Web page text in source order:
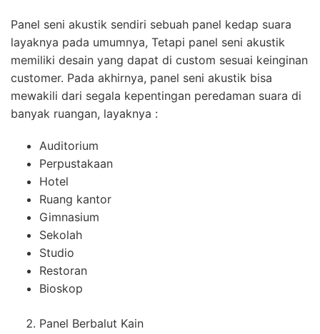
Panel seni akustik sendiri sebuah panel kedap suara
layaknya pada umumnya, Tetapi panel seni akustik
memiliki desain yang dapat di custom sesuai keinginan
customer. Pada akhirnya, panel seni akustik bisa
mewakili dari segala kepentingan peredaman suara di
banyak ruangan, layaknya :
Auditorium
Perpustakaan
Hotel
Ruang kantor
Gimnasium
Sekolah
Studio
Restoran
Bioskop
Panel Berbalut Kain